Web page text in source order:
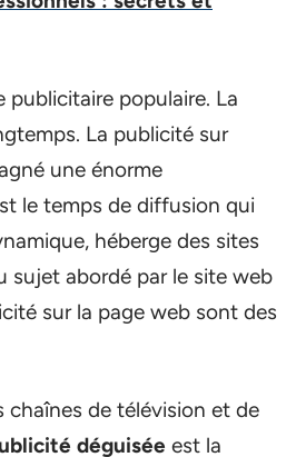
populaire. La
La publicité sur
une énorme
le temps de diffusion qui
héberge des sites
sujet abordé par le site web
sur la page web sont des
chaînes de télévision et de
déguisée est la